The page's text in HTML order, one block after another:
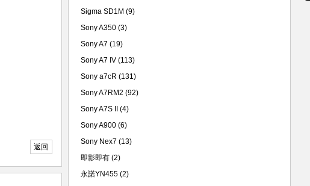
返回
Sigma SD1M (9)
Sony A350 (3)
Sony A7 (19)
Sony A7 IV (113)
Sony a7cR (131)
Sony A7RM2 (92)
Sony A7S II
(4)
Sony A900 (6)
Sony Nex7 (13)
即影即有 (2)
永諾YN455 (2)